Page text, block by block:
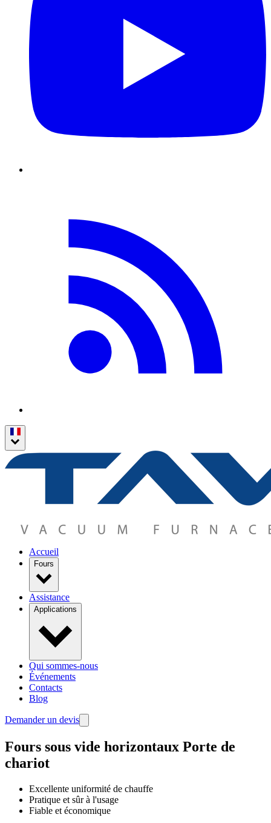
Accueil
Fours
Assistance
Applications
Qui sommes-nous
Événements
Contacts
Blog
Demander un devis
Fours sous vide horizontaux Porte de
chariot
Excellente uniformité de chauffe
Pratique et sûr à l'usage
Fiable et économique